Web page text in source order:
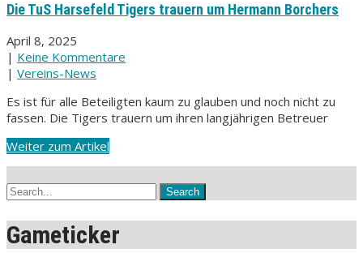
Die TuS Harsefeld Tigers trauern um Hermann Borchers
April 8, 2025
| Keine Kommentare
| Vereins-News
Es ist für alle Beteiligten kaum zu glauben und noch nicht zu
fassen. Die Tigers trauern um ihren langjährigen Betreuer
Weiter zum Artikel
Gameticker